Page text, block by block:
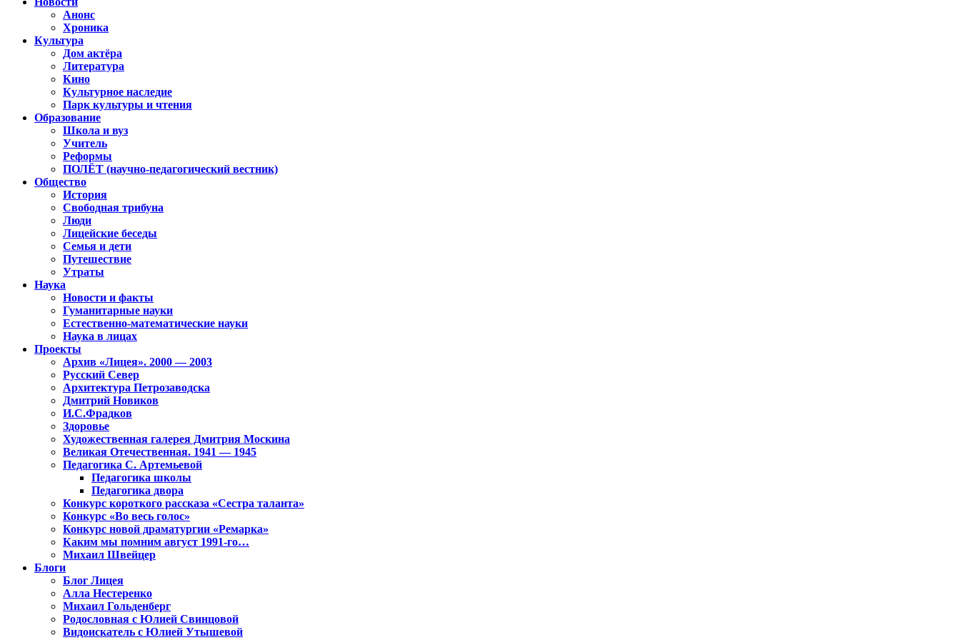
Анонс
Хроника
Культура
Дом актёра
Литература
Кино
Культурное наследие
Парк культуры и чтения
Образование
Школа и вуз
Учитель
Реформы
ПОЛЁТ (научно-педагогический вестник)
Общество
История
Свободная трибуна
Люди
Лицейские беседы
Семья и дети
Путешествие
Утраты
Наука
Новости и факты
Гуманитарные науки
Естественно-математические науки
Наука в лицах
Проекты
Архив «Лицея». 2000 — 2003
Русский Север
Архитектура Петрозаводска
Дмитрий Новиков
И.С.Фрадков
Здоровье
Художественная галерея Дмитрия Москина
Великая Отечественная. 1941 — 1945
Педагогика С. Артемьевой
Педагогика школы
Педагогика двора
Конкурс короткого рассказа «Сестра таланта»
Конкурс «Во весь голос»
Конкурс новой драматургии «Ремарка»
Каким мы помним август 1991-го…
Михаил Швейцер
Блоги
Блог Лицея
Алла Нестеренко
Михаил Гольденберг
Родословная с Юлией Свинцовой
Видоискатель с Юлией Утышевой